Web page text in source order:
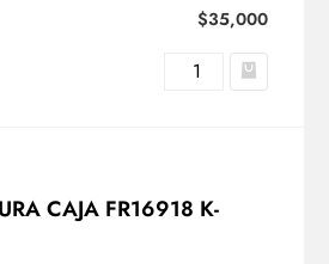
$35,000
CAJA FR16918 K-